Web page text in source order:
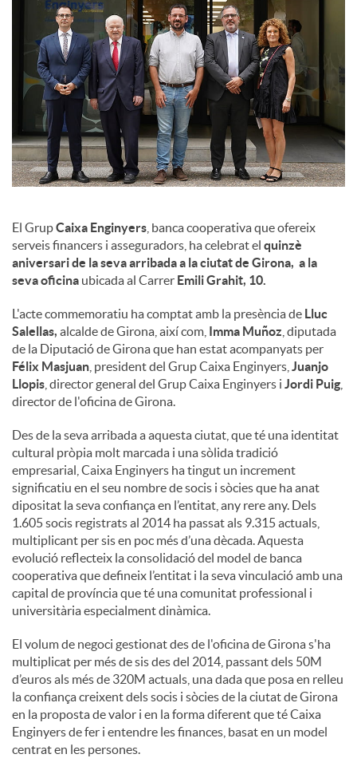
s
El GrupCaixa Enginyers , banca cooperativa que ofereix
serveis financers i asseguradors, ha celebrat el quinzè
aniversari de la seva arribada a la ciutat de Girona, a la
seva oficina ubicada al Carrer Emili Grahit, 10.
L'acte commemoratiu ha comptat amb la presència de Lluc
Salellas, alcalde de Girona, així com, Imma Muñoz , diputada
de la Diputació de Girona que han estat acompanyats per
Félix Masjuan , president del Grup Caixa Enginyers, Juanjo
Llopis , director general del Grup Caixa Enginyers i Jordi Puig
director de l'oficina de Girona.
Des de la seva arribada a aquesta ciutat, que té una identitat
cultural pròpia molt marcada i una sòlida tradició
empresarial, Caixa Enginyers ha tingut un increment
significatiu en el seu nombre de socis i sòcies que ha anat
dipositat la seva confiança en l’entitat, any rere any. Dels
1.605 socis registrats al 2014 ha passat als 9.315 actuals,
multiplicant per sis en poc més d’una dècada. Aquesta
evolució reflecteix la consolidació del model de banca
cooperativa que defineix l’entitat i la seva vinculació amb una
capital de província que té una comunitat professional i
universitària especialment dinàmica.
El volum de negoci gestionat des de l'oficina de Girona s'ha
multiplicat per més de sis des del 2014, passant dels 50M
d’euros als més de 320M actuals, una dada que posa en relleu
la confiança creixent dels socis i sòcies de la ciutat de Girona
en la proposta de valor i en la forma diferent que té Caixa
Enginyers de fer i entendre les finances, basat en un model
centrat en les persones.